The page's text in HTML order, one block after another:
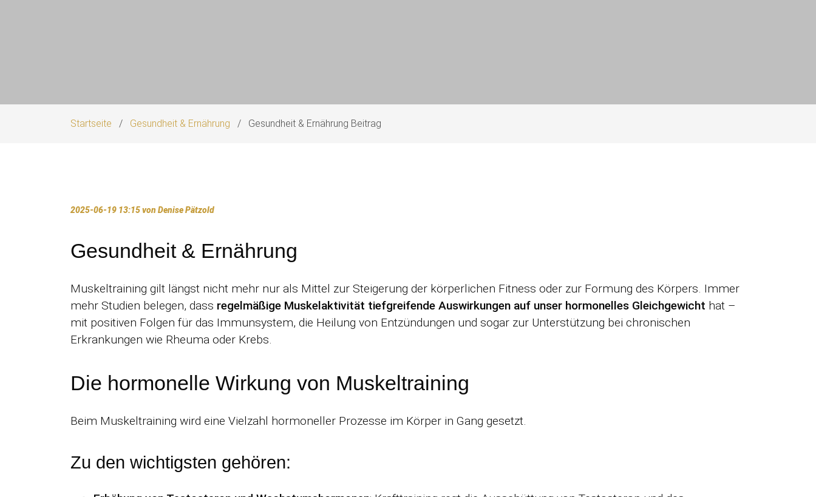
Startseite Gesundheit & Ernährung Gesundheit & Ernährung Beitrag
2025-06-19 13:15von Denise Pätzold
Gesundheit & Ernährung
Muskeltraining gilt längst nicht mehr nur als Mittel zur Steigerung der körperlichen Fitness oder zur Formung des Körpers. Immer
mehr Studien belegen, dass regelmäßige Muskelaktivität tiefgreifende Auswirkungen auf unser hormonelles Gleichgewicht hat –
mit positiven Folgen für das Immunsystem, die Heilung von Entzündungen und sogar zur Unterstützung bei chronischen
Erkrankungen wie Rheuma oder Krebs.
Die hormonelle Wirkung von Muskeltraining
Beim Muskeltraining wird eine Vielzahl hormoneller Prozesse im Körper in Gang gesetzt.
Zu den wichtigsten gehören: